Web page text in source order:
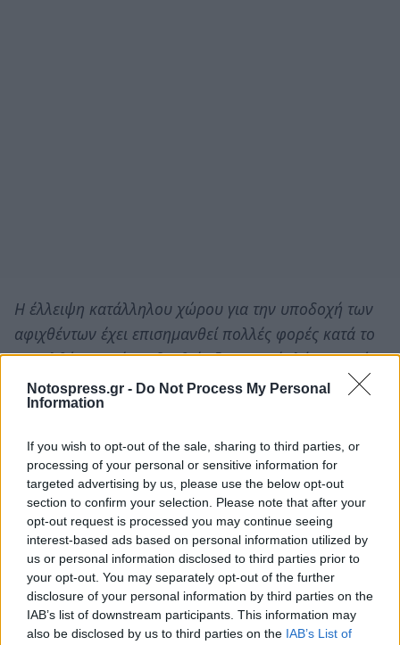
Notospress.gr - Do Not Process My Personal
Information
If you wish to opt-out of the sale, sharing to third parties, or
processing of your personal or sensitive information for
targeted advertising by us, please use the below opt-out
section to confirm your selection. Please note that after your
opt-out request is processed you may continue seeing
interest-based ads based on personal information utilized by
us or personal information disclosed to third parties prior to
your opt-out. You may separately opt-out of the further
disclosure of your personal information by third parties on the
IAB’s list of downstream participants. This information may
also be disclosed by us to third parties on the IAB’s List of
Η έλλειψη κατάλληλου χώρου για την υποδοχή των
αφιχθέντων έχει επισημανθεί πολλές φορές κατά το
παρελθόν και είχαν βρεθεί αξιοπρεπείς λύσεις από
την προηγούμενη κυβέρνηση. Ωστόσο, η σημερινή
εικόνα παραμονής των ανθρώπων αυτών στα
είναι μια απαράδεκτη και ντροπιαστική εικόνα.
Στην Αστυνομική Διεύθυνση Λακωνίας είχαν
παραχωρηθεί 5 οχήματα διπλού διαφορικού (4χ4)
τύπου Navara με την υπ΄άριθμ.1774/15/1803877
από 05/10/2015 διαταγή του ΑΕΑ. Σκοπός της
παραχώρησης ήταν η επικούριση ως προς την
διαχείριση των μεταναστευτικών ροών που